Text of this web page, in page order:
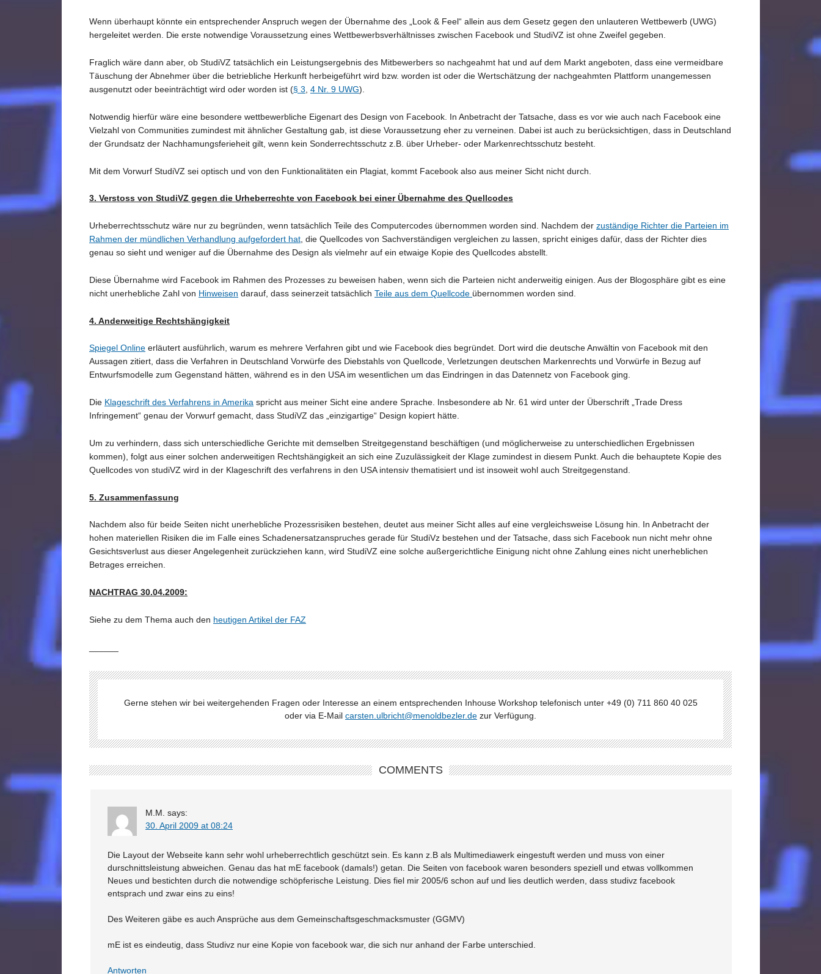
Wenn überhaupt könnte ein entsprechender Anspruch wegen der Übernahme des „Look & Feel“ allein aus dem Gesetz gegen den unlauteren Wettbewerb (UWG)
hergeleitet werden. Die erste notwendige Voraussetzung eines Wettbewerbsverhältnisses zwischen Facebook und StudiVZ ist ohne Zweifel gegeben.
Fraglich wäre dann aber, ob StudiVZ tatsächlich ein Leistungsergebnis des Mitbewerbers so nachgeahmt hat und auf dem Markt angeboten, dass eine vermeidbare
Täuschung der Abnehmer über die betriebliche Herkunft herbeigeführt wird bzw. worden ist oder die Wertschätzung der nachgeahmten Plattform unangemessen
ausgenutzt oder beeinträchtigt wird oder worden ist (§ 3 4 Nr. 9 UWG).
Notwendig hierfür wäre eine besondere wettbewerbliche Eigenart des Design von Facebook. In Anbetracht der Tatsache, dass es vor wie auch nach Facebook eine
Vielzahl von Communities zumindest mit ähnlicher Gestaltung gab, ist diese Voraussetzung eher zu verneinen. Dabei ist auch zu berücksichtigen, dass in Deutschland
der Grundsatz der Nachhamungsferieheit gilt, wenn kein Sonderrechtsschutz z.B. über Urheber- oder Markenrechtsschutz besteht.
Mit dem Vorwurf StudiVZ sei optisch und von den Funktionalitäten ein Plagiat, kommt Facebook also aus meiner Sicht nicht durch.
3. Verstoss von StudiVZ gegen die Urheberrechte von Facebook bei einer Übernahme des Quellcodes
Urheberrechtsschutz wäre nur zu begründen, wenn tatsächlich Teile des Computercodes übernommen worden sind. Nachdem der zuständige Richter die Parteien im
Rahmen der mündlichen Verhandlung aufgefordert hat , die Quellcodes von Sachverständigen vergleichen zu lassen, spricht einiges dafür, dass der Richter dies
genau so sieht und weniger auf die Übernahme des Design als vielmehr auf ein etwaige Kopie des Quellcodes abstellt.
Diese Übernahme wird Facebook im Rahmen des Prozesses zu beweisen haben, wenn sich die Parteien nicht anderweitig einigen. Aus der Blogosphäre gibt es eine
nicht unerhebliche Zahl von Hinweisen darauf, dass seinerzeit tatsächlich Teile aus dem Quellcode übernommen worden sind.
4. Anderweitige Rechtshängigkeit
Spiegel Online erläutert ausführlich, warum es mehrere Verfahren gibt und wie Facebook dies begründet. Dort wird die deutsche Anwältin von Facebook mit den
Aussagen zitiert, dass die Verfahren in Deutschland Vorwürfe des Diebstahls von Quellcode, Verletzungen deutschen Markenrechts und Vorwürfe in Bezug auf
Entwurfsmodelle zum Gegenstand hätten, während es in den USA im wesentlichen um das Eindringen in das Datennetz von Facebook ging.
Die Klageschrift des Verfahrens in Amerika spricht aus meiner Sicht eine andere Sprache. Insbesondere ab Nr. 61 wird unter der Überschrift „Trade Dress
Infringement“ genau der Vorwurf gemacht, dass StudiVZ das „einzigartige“ Design kopiert hätte.
Um zu verhindern, dass sich unterschiedliche Gerichte mit demselben Streitgegenstand beschäftigen (und möglicherweise zu unterschiedlichen Ergebnissen
kommen), folgt aus einer solchen anderweitigen Rechtshängigkeit an sich eine Zuzulässigkeit der Klage zumindest in diesem Punkt. Auch die behauptete Kopie des
Quellcodes von studiVZ wird in der Klageschrift des verfahrens in den USA intensiv thematisiert und ist insoweit wohl auch Streitgegenstand.
5. Zusammenfassung
Nachdem also für beide Seiten nicht unerhebliche Prozessrisiken bestehen, deutet aus meiner Sicht alles auf eine vergleichsweise Lösung hin. In Anbetracht der
hohen materiellen Risiken die im Falle eines Schadenersatzanspruches gerade für StudiVz bestehen und der Tatsache, dass sich Facebook nun nicht mehr ohne
Gesichtsverlust aus dieser Angelegenheit zurückziehen kann, wird StudiVZ eine solche außergerichtliche Einigung nicht ohne Zahlung eines nicht unerheblichen
Betrages erreichen.
NACHTRAG 30.04.2009:
Siehe zu dem Thema auch den heutigen Artikel der FAZ
Gerne stehen wir bei weitergehenden Fragen oder Interesse an einem entsprechenden Inhouse Workshop telefonisch unter +49 (0) 711 860 40 025
oder via E-Mail carsten.ulbricht@menoldbezler.de zur Verfügung.
COMMENTS
M.M. says:
30. April 2009 at 08:24
Die Layout der Webseite kann sehr wohl urheberrechtlich geschützt sein. Es kann z.B als Multimediawerk eingestuft werden und muss von einer
durschnittsleistung abweichen. Genau das hat mE facebook (damals!) getan. Die Seiten von facebook waren besonders speziell und etwas vollkommen
Neues und bestichten durch die notwendige schöpferische Leistung. Dies fiel mir 2005/6 schon auf und lies deutlich werden, dass studivz facebook
entsprach und zwar eins zu eins!
Des Weiteren gäbe es auch Ansprüche aus dem Gemeinschaftsgeschmacksmuster (GGMV)
mE ist es eindeutig, dass Studivz nur eine Kopie von facebook war, die sich nur anhand der Farbe unterschied.
Antworten